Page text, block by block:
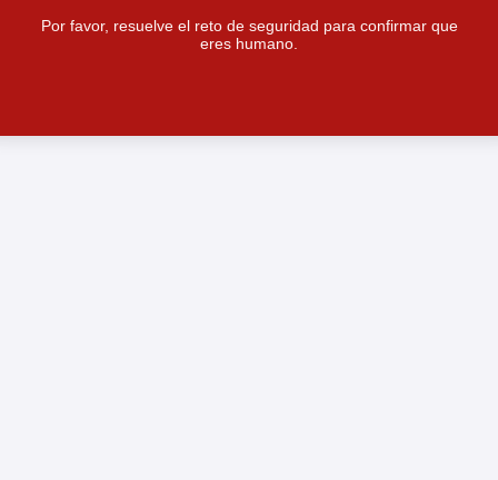
Por favor, resuelve el reto de seguridad para confirmar que
eres humano.